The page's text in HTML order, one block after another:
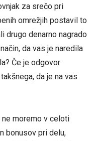
za srečo pri
omrežjih postavil to
drugo denarno nagrado
da vas je naredila
Če je odgovor
da je na vas
moremo v celoti
bonusov pri delu,